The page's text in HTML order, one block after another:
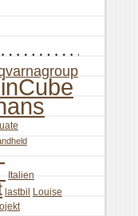
Italien
lastbil
Louise